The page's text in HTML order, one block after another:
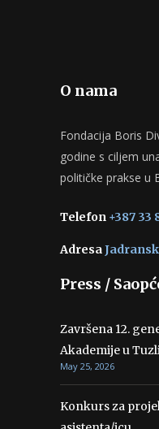
O nama
Fondacija Boris
godine s ciljem
političke prakse u
Telefon +387 33
Adresa
Press /
Završena 12.
Akademije u
May 25, 2026
Konkurs za